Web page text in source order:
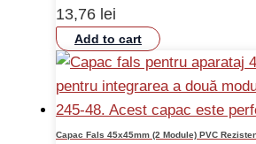
13,76 lei
Add to cart
Capac Fals 45x45mm (2 Module) PVC